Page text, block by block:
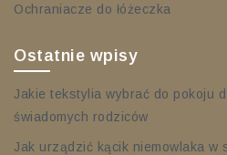
Ochraniacze do łóżeczka
Ostatnie wpisy
Jakie tekstylia wybrać do pokoju
świadomych rodziców
Jak urządzić kącik niemowlaka w